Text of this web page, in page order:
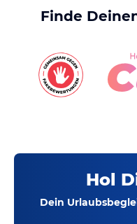
Finde
Hol
Dein